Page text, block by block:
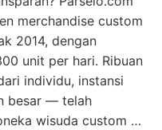
merchandise custom
2014, dengan
unit per hari. Ribuan
individu, instansi
besar — telah
wisuda custom …